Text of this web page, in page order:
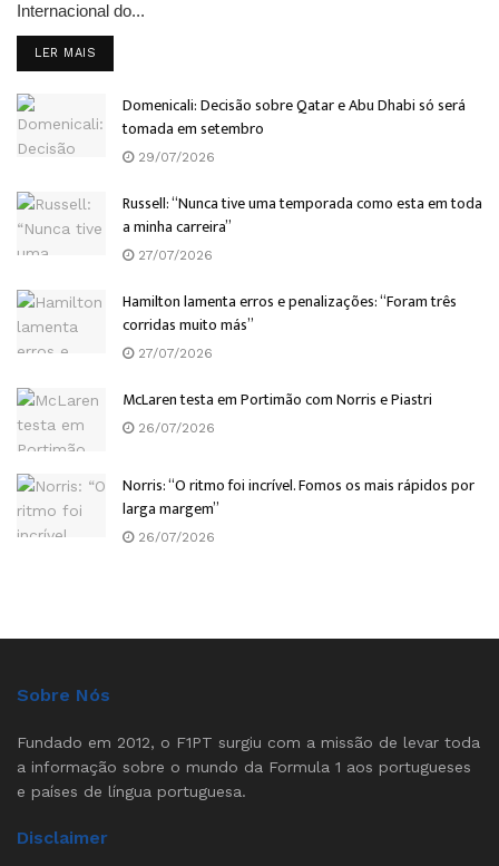
Internacional do...
LER MAIS
Domenicali: Decisão sobre Qatar e Abu Dhabi só será
tomada em setembro
29/07/2026
Russell: “Nunca tive uma temporada como esta em toda
a minha carreira”
27/07/2026
Hamilton lamenta erros e penalizações: “Foram três
corridas muito más”
27/07/2026
McLaren testa em Portimão com Norris e Piastri
26/07/2026
Norris: “O ritmo foi incrível. Fomos os mais rápidos por
larga margem”
26/07/2026
Sobre Nós
Fundado em 2012, o F1PT surgiu com a missão de levar toda
a informação sobre o mundo da Formula 1 aos portugueses
e países de língua portuguesa.
Disclaimer